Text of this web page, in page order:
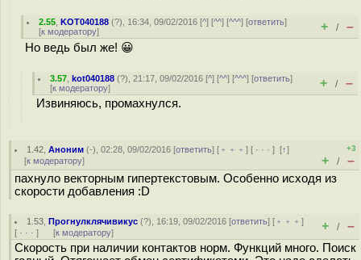
2.55 ,KOT040188 (?), 16:34, 09/02/2016 [^] [^^] [^^^] [ответить]
[к модератору] + / –
Но ведь был же! 😀
3.57 ,kot040188 (?), 21:17, 09/02/2016 [^] [^^] [^^^] [ответить]
[к модератору] + / –
Извиняюсь, промахнулся.
1.42 ,Аноним (-), 02:28, 09/02/2016 [ответить] [ ﹢﹢﹢] [ · · ·][↑]
[к модератору]
+3
+ / –
пахнуло векторным гипертекстовым. Особенно исходя из
скорости добавления :D
1.53 ,Прогнулклячивикус (?), 16:19, 09/02/2016 [ответить] [ ﹢﹢﹢]
[ · · · ] [к модератору] + / –
Скорость при наличии контактов норм. Функций много. Поиск